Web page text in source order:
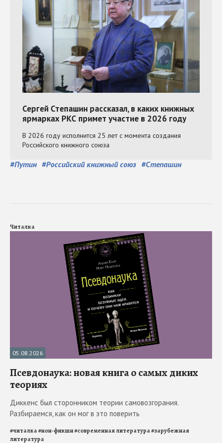
#Путин #Российский книжный союз #Степашин
Читалка
05.08.2026
Псевдонаука: новая книга о самых диких
теориях
Диккенс был сторонником теории самовозгорания.
Разбираемся, как он мог в это поверить
#читалка#нон-фикшн#современная литература#зарубежная
литература